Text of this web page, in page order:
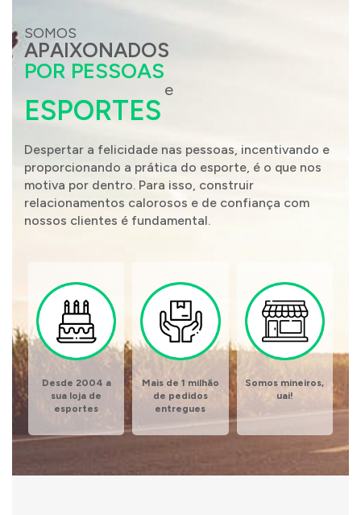
SOMOS
APAIXONADOS
POR PESSOAS
e
ESPORTES
Despertar a felicidade nas pessoas, incentivando e
proporcionando a prática do esporte, é o que nos
motiva por dentro. Para isso, construir
relacionamentos calorosos e de confiança com
nossos clientes é fundamental.
Desde 2004 a
sua loja de
esportes
Mais de 1 milhão
de pedidos
entregues
Somos mineiros,
uai!